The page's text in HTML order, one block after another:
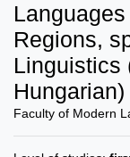
Regions,
Linguistics
Hungarian)
Faculty of Modern